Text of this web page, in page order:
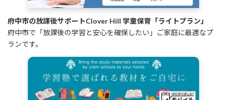
府中市の放課後サポートClover Hill 学童保育「ライトプラン」
府中市で「放課後の学習と安心を確保したい」ご家庭に最適なプ
ランです。